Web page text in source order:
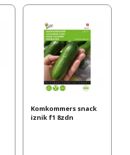
Komkommers snack
iznik f1 8zdn